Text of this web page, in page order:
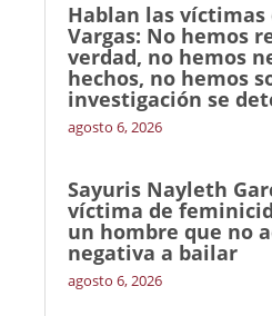
Hablan las víctimas
Vargas: No hemos
verdad, no hemos
hechos, no hemos
investigación se
agosto 6, 2026
Sayuris Nayleth
víctima de
un hombre que no
negativa a bailar
agosto 6, 2026